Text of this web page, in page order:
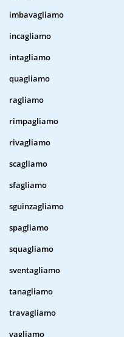
imbavagliamo
incagliamo
intagliamo
quagliamo
ragliamo
rimpagliamo
rivagliamo
scagliamo
sfagliamo
sguinzagliamo
spagliamo
squagliamo
sventagliamo
tanagliamo
travagliamo
vagliamo